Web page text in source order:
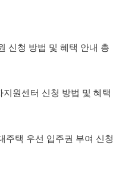
신청 방법 및 혜택 안내 총
원센터 신청 방법 및 혜택
주택 우선 입주권 부여 신청